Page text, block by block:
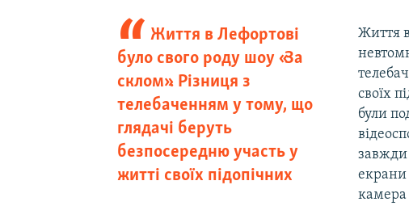
Життя в Лефортові
було свого роду шоу «За
склом». Різниця з
телебаченням у тому, що
глядачі беруть
безпосередню участь у
житті своїх підопічних
Життя
своїх
були
завжди
екрани
камера